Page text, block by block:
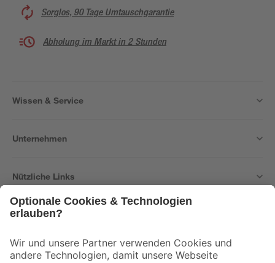
Sorglos, 90 Tage Umtauschgarantie
Abholung im Markt in 2 Stunden
Wissen & Service
Unternehmen
Nützliche Links
Der toom Newsletter: Keine Angebote und Aktionen mehr verpassen!